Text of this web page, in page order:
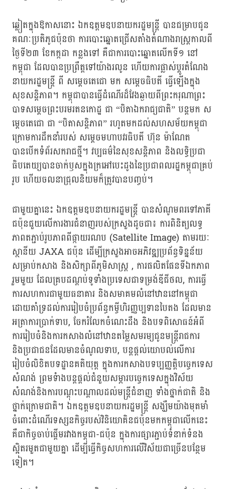
ឆ្លៀតក្នុងឱកាសនោះ ឯកឧត្តមឧបនាយករដ្ឋមន្ត្រី បានជម្រាបជូន
គណៈប្រតិភូជប៉ុនថា ការបោះឆ្នោតជ្រើសតាំងតំណាងរាស្ត្រកាលពី
ថ្ងៃទី២៣ ខែកក្កដា កន្លងទៅ គឺជាការបោះឆ្នោតលើកទី១ នៅ
កម្ពុជា ដែលបានប្រព្រឹត្តទៅយ៉ាងរលូន ហើយការផ្លាស់ប្តូរតំណែង
នាយករដ្ឋមន្ត្រី ពី សម្តេចតេជោ មក សម្តេចធិបតី ធ្វើឡើងក្នុង
សុខសន្តិភាព។ កម្ពុជាបានធ្វើដំណើរដ៏វែងឆ្ងាយពីព្រះករុណាព្រះ
បាទសម្តេចព្រះបរមរតនកោដ្ឋ ជា “បិតាឯករាជ្យជាតិ” បន្តមក ស
ម្តេចតេជោ ជា “បិតាសន្តិភាព” រហូតមកដល់សហសម័យកម្ពុជា
ក្រោមការដឹកនាំរបស់ សម្តេចមហាបវរធិបតី ហ៊ុន ម៉ាណែត
បានបើកទំព័រសករាជថ្មី។ វប្បធម៌នៃសុខសន្តិភាព និងលទ្ធិប្រជា
ធិបតេយ្យបានចាក់ឫសក្នុងក្រអៅបេះដូងនៃប្រជាពលរដ្ឋកម្ពុជាគ្រប់
រូប ហើយចលនាជ្រុលនិយមក៏ត្រូវបានបញ្ចប់។
ជាមួយគ្នានេះ ឯកឧត្តមឧបនាយករដ្ឋមន្ត្រី បានសំណូមពរទៅភាគី
ជប៉ុនជួយលើការងារជំនាញរបស់ក្រសួងដូចជា៖ ការពិនិត្យលទ្ធ
ភាពតភ្ជាប់រូបភាពពីផ្កាយរណប (Satellite Image) តាមរយៈ
ស្ថានីយ JAXA ជប៉ុន ដើម្បីក្រសួងអាចអភិវឌ្ឍប្រព័ន្ធទិន្នន័យ
សម្រាប់កសាង និងសិក្សាពីភូមិសាស្ត្រ , ការផលិតផែនទីឯកភាព
រួមមួយ ដែលគ្របដណ្តប់ទូទាំងប្រទេសជាទម្រង់ឌីជីថល, ការធ្វើ
ការសហការជាមួយធនាគារ និងសមាគមលំនៅឋាននៅកម្ពុជា
ដោយគាំទ្រដល់ការរៀបចំប្រព័ន្ធកម្ចីហិរញ្ញប្បទានបៃតង ដែលមាន
អត្រាការប្រាក់ទាប, ចែករំលែកចំណេះដឹង និងបទពិសោធន៍អំពី
ការរៀបចំនិងការកសាងលំនៅឋានតម្លៃសមរម្យជូនមន្ត្រីរាជការ
និងប្រជាជនដែលមានចំណូលទាប, បន្តផ្តល់យោបល់លើការ
រៀបចំលិខិតបទដ្ឋានគតិយុត្ត ក្នុងការកសាងបទប្បញ្ញត្តិបច្ចេកទេស
សំណង់ ព្រមទំាងបន្តផ្តល់​ជំនួយសម្ភារបច្ចេកទេសក្នុងវិស័យ
សំណង់និងការបណ្តុះបណ្តាលដល់មន្ត្រីជំនាញ ទាំងថ្នាក់ជាតិ និង
ថ្នាក់ក្រោមជាតិ។ ឯកឧត្តមឧបនាយករដ្ឋមន្ត្រី សង្ឃឹមយ៉ាងមុតមាំ
ចំពោះដំណើរទស្សនកិច្ចរបស់វិនិយោគិនជប៉ុនមកកម្ពុជាលើកនេះ
គឺជាកិច្ចចាប់ផ្តើមរវាងកម្ពុជា-ជប៉ុន ក្នុងការផ្សារភ្ជាប់ទំនាក់ទំនង
ស្អិតរមួតជាមួយគ្នា ដើម្បីធ្វើកិច្ចសហការលើវិស័យជាច្រើនបន្ថែម
ទៀត។